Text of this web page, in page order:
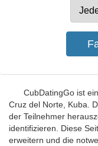
CubDatingGo ist
Cruz del Norte, Kuba.
der Teilnehmer
identifizieren. Diese
erweitern und die